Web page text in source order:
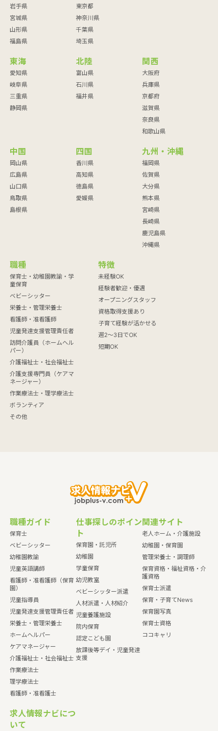
岩手県
宮城県
山形県
福島県
東京都
神奈川県
千葉県
埼玉県
東海
愛知県
岐阜県
三重県
静岡県
北陸
富山県
石川県
福井県
関西
大阪府
兵庫県
京都府
滋賀県
奈良県
和歌山県
中国
岡山県
広島県
山口県
鳥取県
島根県
四国
香川県
高知県
徳島県
愛媛県
九州・沖縄
福岡県
佐賀県
大分県
熊本県
宮崎県
長崎県
鹿児島県
沖縄県
職種
保育士・幼稚園教諭・学
童保育
ベビーシッター
栄養士・管理栄養士
看護師・准看護師
児童発達支援管理責任者
訪問介護員（ホームヘル
パー）
介護福祉士・社会福祉士
介護支援専門員（ケアマ
ネージャー）
作業療法士・理学療法士
ボランティア
その他
特徴
未経験OK
経験者歓迎・優遇
オープニングスタッフ
資格取得支援あり
子育て経験が活かせる
週2～3日でOK
短期OK
職種ガイド
保育士
ベビーシッター
幼稚園教諭
児童英語講師
看護師・准看護師（保育
園）
児童指導員
児童発達支援管理責任者
栄養士・管理栄養士
ホームヘルパー
ケアマネージャー
介護福祉士・社会福祉士
作業療法士
理学療法士
看護師・准看護士
仕事探しのポイン
ト
保育園・託児所
幼稚園
学童保育
幼児教室
ベビーシッター派遣
人材派遣・人材紹介
児童養護施設
院内保育
認定こども園
放課後等デイ・児童発達
支援
関連サイト
老人ホーム・介護施設
幼稚園・保育園
管理栄養士・調理師
保育資格・福祉資格・介
護資格
保育士派遣
保育・子育てNews
保育園写真
保育士資格
ココキャリ
求人情報ナビにつ
いて